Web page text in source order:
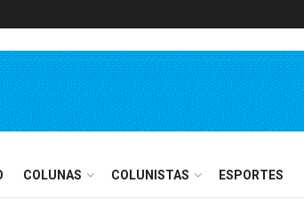
COLUNAS COLUNISTAS ESPORTES